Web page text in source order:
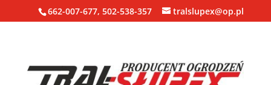
662-007-677, 502-538-357 tralslupex@op.pl